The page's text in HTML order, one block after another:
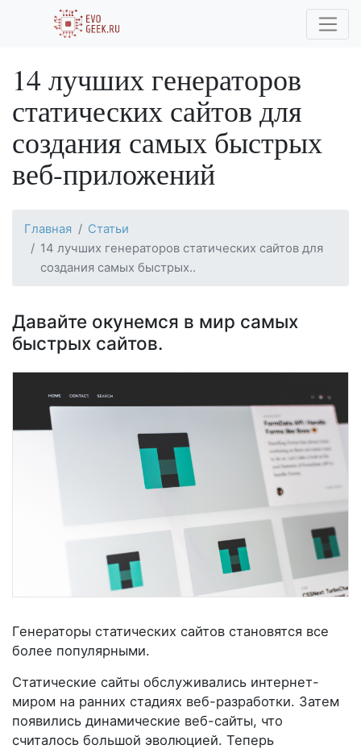
14 лучших генераторов
статических сайтов для
создания самых быстрых
веб-приложений
Главная
Статьи
14 лучших генераторов статических сайтов для
создания самых быстрых..
Давайте окунемся в мир самых
быстрых сайтов.
Генераторы статических сайтов становятся все
более популярными.
Статические сайты обслуживались интернет-
миром на ранних стадиях веб-разработки. Затем
появились динамические веб-сайты, что
считалось большой эволюцией. Теперь